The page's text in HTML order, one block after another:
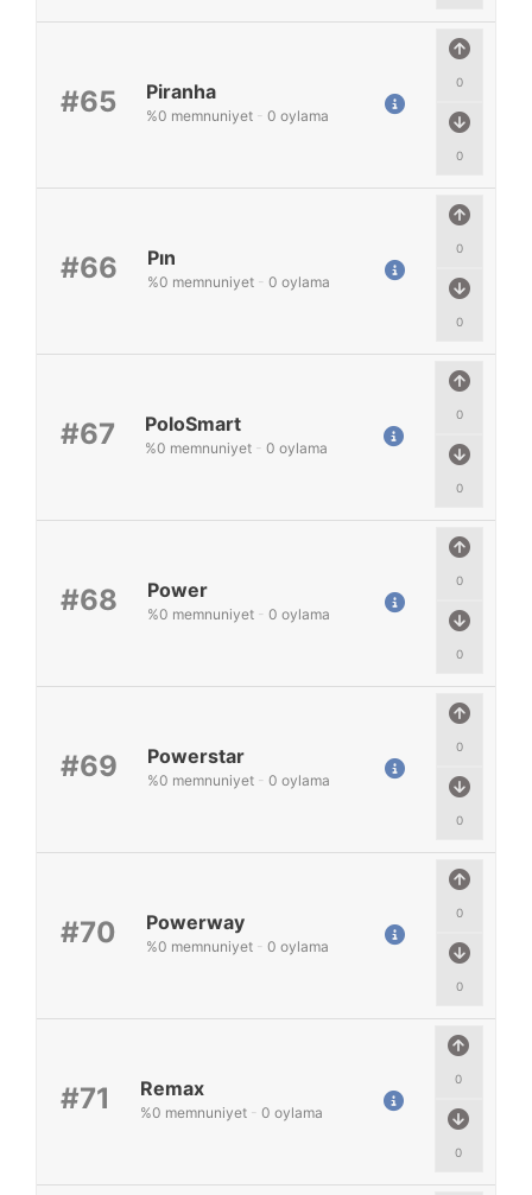
#65
0
0
Piranha
%0 memnuniyet - 0 oylama
#66
0
0
Pın
%0 memnuniyet - 0 oylama
#67
0
0
PoloSmart
%0 memnuniyet - 0 oylama
#68
0
0
Power
%0 memnuniyet - 0 oylama
#69
0
0
Powerstar
%0 memnuniyet - 0 oylama
#70
0
0
Powerway
%0 memnuniyet - 0 oylama
#71
0
0
Remax
%0 memnuniyet - 0 oylama